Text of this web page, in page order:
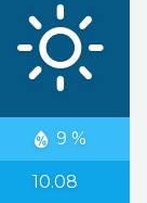
9 %
10.08